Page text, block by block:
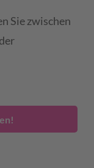
Sie zwischen